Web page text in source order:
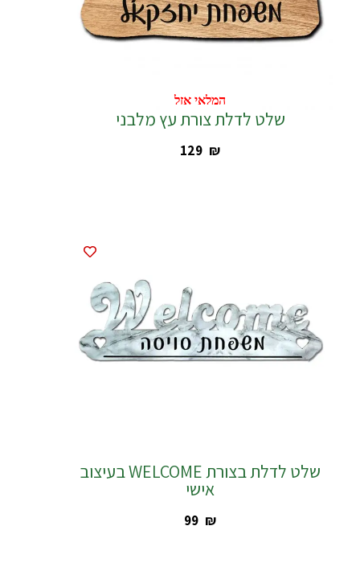
המלאי אזל
המלאי אזל
שלט לדלת צורת עץ מלבני
‎129 ₪
שלט לדלת בצורת WELCOME בעיצוב
אישי
‎99 ₪